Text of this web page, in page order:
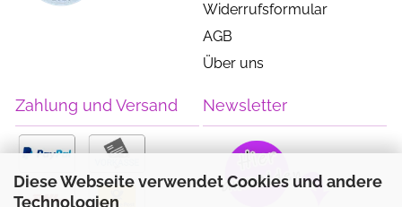
Diese Webseite verwendet Cookies und andere
Technologien
Widerrufsformular
AGB
Über uns
Zahlung und Versand Newsletter